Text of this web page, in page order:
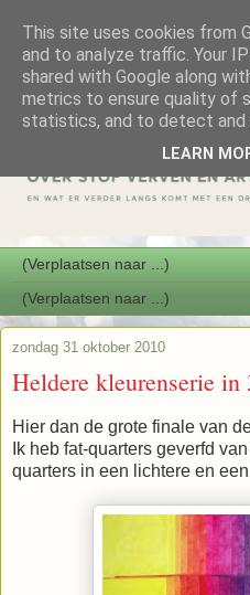
zondag 31 oktober 2010
Heldere kleurenserie in
Hier dan de grote finale van
Ik heb fat-quarters geverfd
quarters in een lichtere en
This site uses cookies from
and to analyze traffic. Your
shared with Google along
metrics to ensure quality of
statistics, and to detect and
LEARN